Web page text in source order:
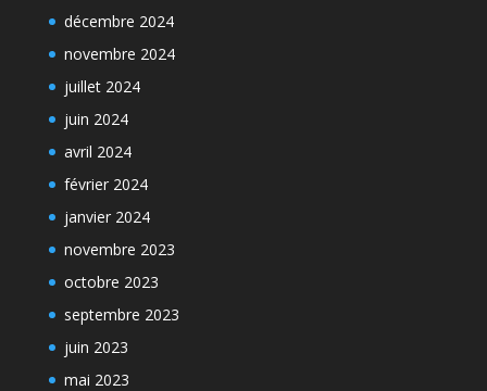
décembre 2024
novembre 2024
juillet 2024
juin 2024
avril 2024
février 2024
janvier 2024
novembre 2023
octobre 2023
septembre 2023
juin 2023
mai 2023